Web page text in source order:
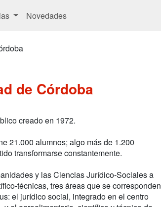
Novedades
de Córdoba
creado en 1972.
21.000 alumnos; algo más de 1.200
transformarse constantemente.
y las Ciencias Jurídico-Sociales a
técnicas, tres áreas que se corresponden
el jurídico social, integrado en el centro